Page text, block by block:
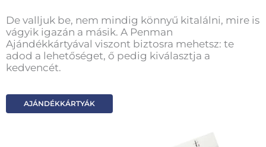
De valljuk be, nem mindig könnyű kitalálni, mire is
vágyik igazán a másik. A Penman
Ajándékkártyával viszont biztosra mehetsz: te
adod a lehetőséget, ő pedig kiválasztja a
kedvencét.
AJÁNDÉKKÁRTYÁK